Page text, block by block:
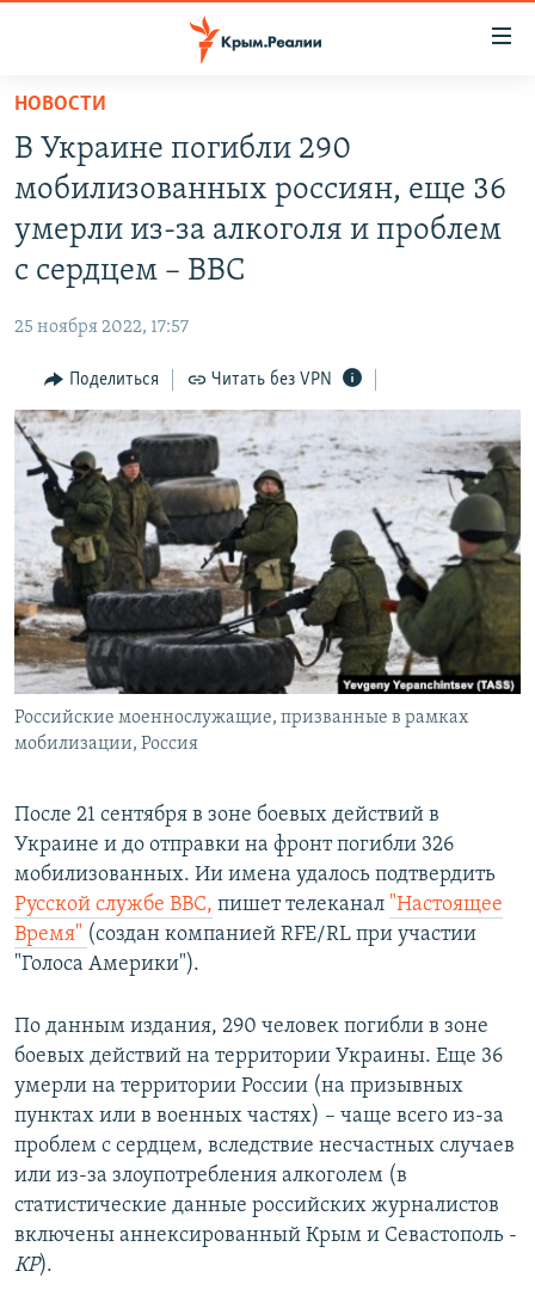
Вернуться
основному
содержанию
главной
Вернутся
поиску
СПЕЦПРОЕКТЫ
КАРТА ВОЕННЫХ ОБЪЕКТОВ КРЫМА
ИНТЕРАКТИВ
ИНФОГРАФИКА
ТЕЛЕПРОЕКТ КРЫМ.РЕАЛИИ
СОВЕТЫ ПРАВОЗАЩИТНИКОВ
ПРОПАВШИЕ БЕЗ ВЕСТИ
ПОБЕДИТЕЛЕЙ НЕ СУДЯТ?
КРЫМ.НЕПОКОРЕННЫЙ
ELIFBE
УКРАИНСКАЯ ПРОБЛЕМА КРЫМА
РАДІО СВОБОДА
КАК ОБОЙТИ БЛОКИРОВКУ
Українською
Qırımtatar
ПРИСОЕДИНЯЙТЕСЬ!
Все сайты RFE/RL
НОВОСТИ
В Украине погибли 290
мобилизованных россиян, еще 36
умерли из-за алкоголя и проблем
с сердцем – ВВС
25 ноября 2022, 17:57
Поделиться Читать без VPN
Российские моеннослужащие, призванные в рамках
мобилизации, Россия
После 21 сентября в зоне боевых действий в
Украине и до отправки на фронт погибли 326
мобилизованных. Ии имена удалось подтвердить
Русской службе BBC, пишет телеканал "Настоящее
Время" ​ (создан компанией RFE/RL при участии
"Голоса Америки"). ​
По данным издания, 290 человек погибли в зоне
боевых действий на территории Украины. Еще 36
умерли на территории России (на призывных
пунктах или в военных частях) – чаще всего из-за
проблем с сердцем, вследствие несчастных случаев
или из-за злоупотребления алкоголем (в
статистические данные российских журналистов
включены аннексированный Крым и Севастополь -
КР).